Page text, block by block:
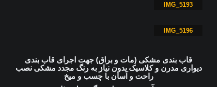
IMG_5193
IMG_5196
قاب بندی مشکی (مات و براق) جهت اجرای قاب بندی
دیواری مدرن و کلاسیک بدون نیاز به رنگ مجدد مشکی نصب
راحت و آسان با چسب و میخ